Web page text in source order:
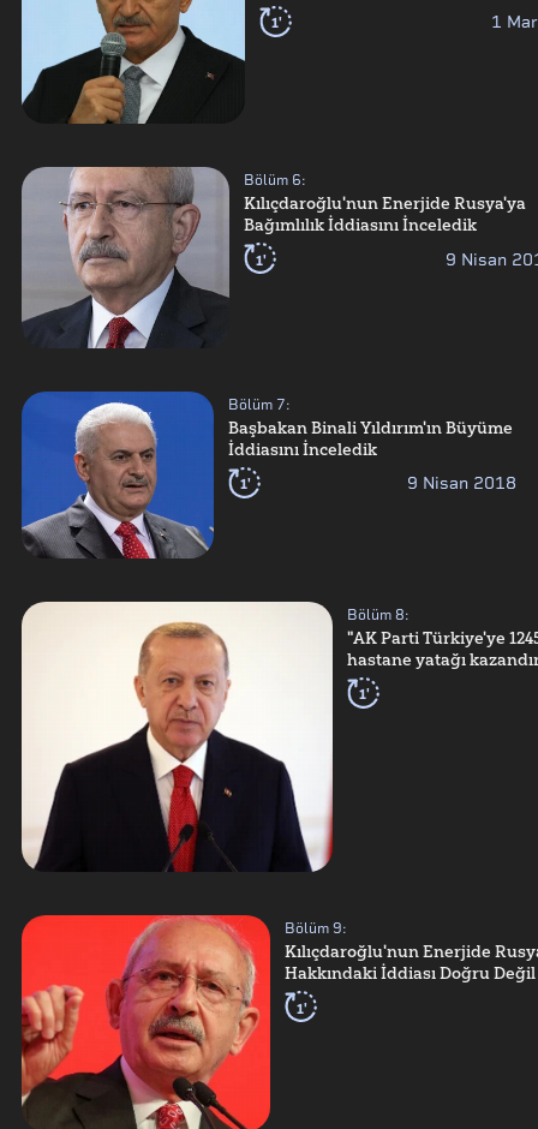
1' 1
Bölüm 6:
Kılıçdaroğlu'nun Enerjide Rusya'ya
Bağımlılık İddiasını İnceledik
1' 9 Nisan
Bölüm 7:
Başbakan Binali Yıldırım'ın Büyüme
İddiasını İnceledik
1' 9 Nisan 2018
Bölüm8:
"AK Parti Türkiye'ye
hastane yatağı
1'
Bölüm 9:
Kılıçdaroğlu'nun Enerjide
Hakkındaki İddiası Doğru Değil
1'